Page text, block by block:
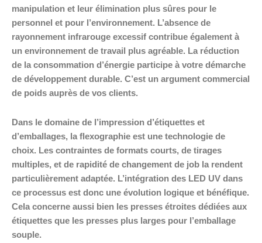
manipulation et leur élimination plus sûres pour le
personnel et pour l’environnement. L’absence de
rayonnement infrarouge excessif contribue également à
un environnement de travail plus agréable. La réduction
de la consommation d’énergie participe à votre démarche
de développement durable. C’est un argument commercial
de poids auprès de vos clients.
Dans le domaine de l’impression d’étiquettes et
d’emballages, la flexographie est une technologie de
choix. Les contraintes de formats courts, de tirages
multiples, et de rapidité de changement de job la rendent
particulièrement adaptée. L’intégration des LED UV dans
ce processus est donc une évolution logique et bénéfique.
Cela concerne aussi bien les presses étroites dédiées aux
étiquettes que les presses plus larges pour l’emballage
souple.